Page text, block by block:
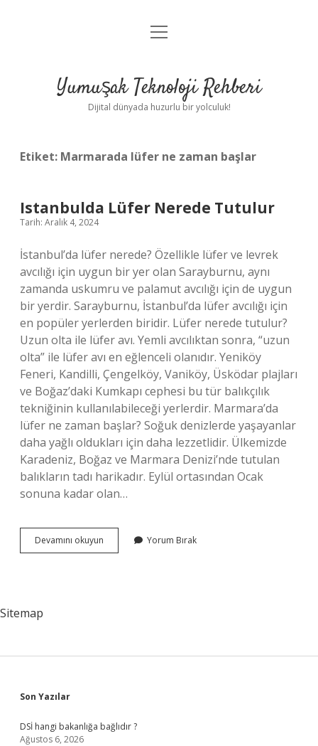
Anasayfa
Yasal Uyarı
menüyü
Yumuşak Teknoloji Rehberi
Dijital dünyada huzurlu bir yolculuk!
Etiket: Marmarada lüfer ne zaman başlar
Istanbulda Lüfer Nerede Tutulur
Tarih: Aralık 4, 2024
İstanbul’da lüfer nerede? Özellikle lüfer ve levrek
avcılığı için uygun bir yer olan Sarayburnu, aynı
zamanda uskumru ve palamut avcılığı için de uygun
bir yerdir. Sarayburnu, İstanbul’da lüfer avcılığı için
en popüler yerlerden biridir. Lüfer nerede tutulur?
Uzun olta ile lüfer avı. Yemli avcılıktan sonra, “uzun
olta” ile lüfer avı en eğlenceli olanıdır. Yeniköy
Feneri, Kandilli, Çengelköy, Vaniköy, Üsködar plajları
ve Boğaz’daki Kumkapı cephesi bu tür balıkçılık
tekniğinin kullanılabileceği yerlerdir. Marmara’da
lüfer ne zaman başlar? Soğuk denizlerde yaşayanlar
daha yağlı oldukları için daha lezzetlidir. Ülkemizde
Karadeniz, Boğaz ve Marmara Denizi’nde tutulan
balıkların tadı harikadır. Eylül ortasından Ocak
sonuna kadar olan…
Devamını okuyun Istanbulda
Lüfer
Yorum Bırak
Sitemap
Sidebar
Son Yazılar
DSİ hangi bakanlığa bağlıdır ?
Ağustos 6, 2026